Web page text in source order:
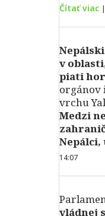
Čítať viac |
v
piati
orgánov
vrchu
Medzi
Nepálci,
14:07
vládnej